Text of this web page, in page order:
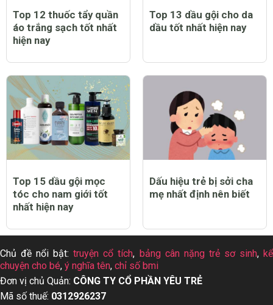
Top 12 thuốc tẩy quần
áo trắng sạch tốt nhất
hiện nay
Top 13 dầu gội cho da
dầu tốt nhất hiện nay
Top 15 dầu gội mọc
tóc cho nam giới tốt
nhất hiện nay
Dấu hiệu trẻ bị sởi cha
mẹ nhất định nên biết
Chủ đề nổi bật:truyện cổ tích, bảng cân nặng trẻ sơ sinh,kể
chuyện cho bé, ý nghĩa tên, chỉ số bmi
Đơn vị chủ Quản: CÔNG TY CỔ PHẦN YÊU TRẺ
Mã số thuế: 0312926237